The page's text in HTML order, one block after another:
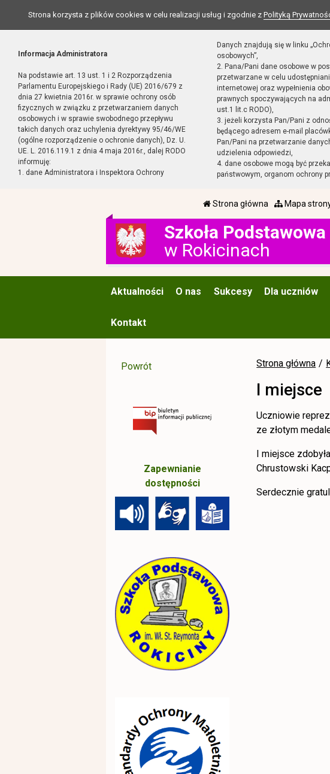
Strona korzysta z plików cookies w celu realizacji usług i zgodnie z Polityką
Informacja Administratora
Na podstawie art. 13 ust. 1 i 2 Rozporządzenia
Parlamentu Europejskiego i Rady (UE) 2016/679 z
dnia 27 kwietnia 2016r. w sprawie ochrony osób
fizycznych w związku z przetwarzaniem danych
osobowych i w sprawie swobodnego przepływu
takich danych oraz uchylenia dyrektywy 95/46/WE
(ogólne rozporządzenie o ochronie danych), Dz. U.
UE. L. 2016.119.1 z dnia 4 maja 2016r., dalej RODO
informuję:
1. dane Administratora i Inspektora Ochrony
Danych znajdują się w linku
osobowych”,
2. Pana/Pani dane osobowe w
przetwarzane w celu
internetowej oraz wypełnienia
prawnych spoczywających na
ust.1 lit.c RODO),
3. jeżeli korzysta Pan/Pani z
będącego adresem e-mail
Pan/Pani na przetwarzanie
udzielenia odpowiedzi,
4. dane osobowe mogą być
państwowym, organom ochrony
Strona główna Mapa
Szkoła
w Rokicinach
Aktualności O nas Sukcesy Dla uczniów
Kontakt
Strona główna
I miejsce
Uczniowie
ze złotym
I miejsce
Chrustowski
Serdecznie
Powrót
Zapewnianie
dostępności